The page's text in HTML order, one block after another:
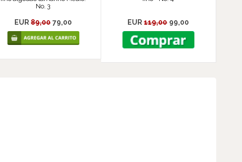
No. 3
EUR89,00 79,00 EUR119,00 99,00